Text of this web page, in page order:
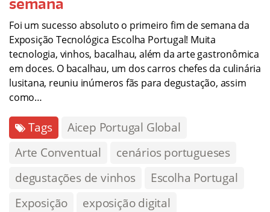
Foi um sucesso absoluto o primeiro fim de semana da
Exposição Tecnológica Escolha Portugal! Muita
tecnologia, vinhos, bacalhau, além da arte gastronômica
em doces. O bacalhau, um dos carros chefes da culinária
lusitana, reuniu inúmeros fãs para degustação, assim
como…
Tags
Aicep Portugal Global
Arte Conventual
cenários portugueses
degustações de vinhos
Escolha Portugal
Exposição
exposição digital